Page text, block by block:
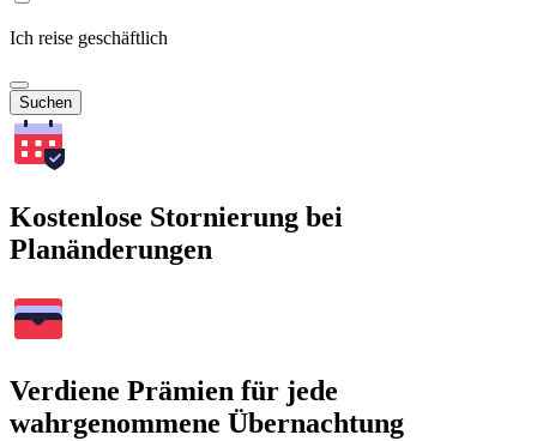
Ich reise geschäftlich
Suchen
Kostenlose Stornierung bei
Planänderungen
Verdiene Prämien für jede
wahrgenommene Übernachtung